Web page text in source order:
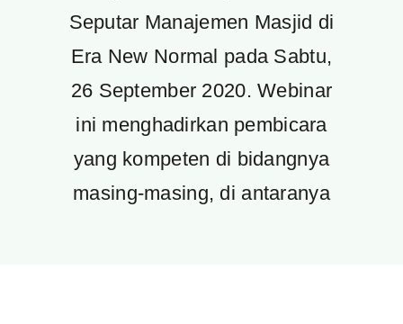
Seputar Manajemen Masjid di
Era New Normal pada Sabtu,
26 September 2020. Webinar
ini menghadirkan pembicara
yang kompeten di bidangnya
masing-masing, di antaranya